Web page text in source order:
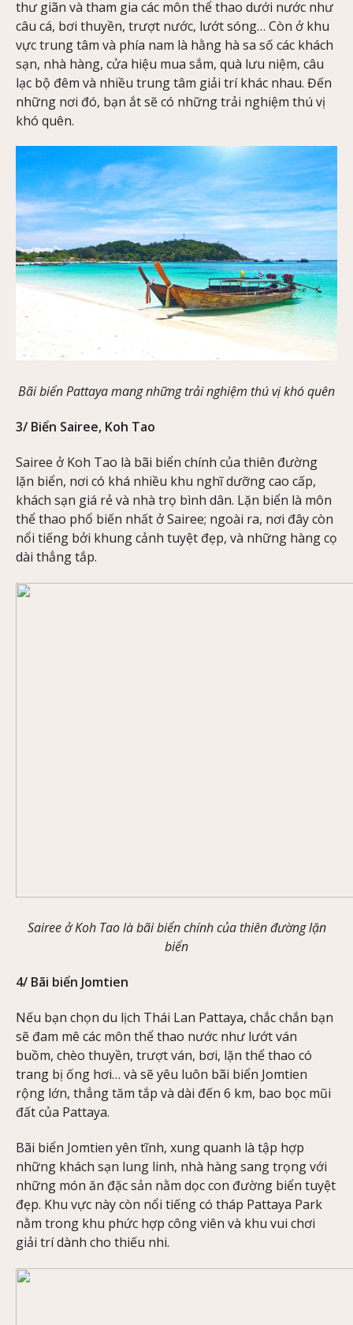
thư giãn và tham gia các môn thể thao dưới nước như
câu cá, bơi thuyền, trượt nước, lướt sóng… Còn ở khu
vực trung tâm và phía nam là hằng hà sa số các khách
sạn, nhà hàng, cửa hiệu mua sắm, quà lưu niệm, câu
lạc bộ đêm và nhiều trung tâm giải trí khác nhau. Đến
những nơi đó, bạn ắt sẽ có những trải nghiệm thú vị
khó quên.
Bãi biển Pattayamang những trải nghiệm thú vị khó quên
3/ Biển Sairee, Koh Tao
Sairee ở Koh Tao là bãi biển chính của thiên đường
lặn biển, nơi có khá nhiều khu nghĩ dưỡng cao cấp,
khách sạn giá rẻ và nhà trọ bình dân. Lặn biển là môn
thể thao phổ biến nhất ở Sairee; ngoài ra, nơi đây còn
nổi tiếng bởi khung cảnh tuyệt đẹp, và những hàng cọ
dài thẳng tắp.
Sairee ở Koh Tao là bãi biển chính của thiên đường lặn
biển
4/ Bãi biển Jomtien
Nếu bạn chọn du lịch Thái Lan Pattaya,chắc chắn bạn
sẽ đam mê các môn thể thao nước như lướt ván
buồm, chèo thuyền, trượt ván, bơi, lặn thể thao có
trang bị ống hơi… và sẽ yêu luôn bãi biển Jomtien
rộng lớn, thẳng tăm tắp và dài đến 6 km, bao bọc mũi
đất của Pattaya.
Bãi biển Jomtien yên tĩnh, xung quanh là tập hợp
những khách sạn lung linh, nhà hàng sang trọng với
những món ăn đặc sản nằm dọc con đường biển tuyệt
đẹp. Khu vực này còn nổi tiếng có tháp Pattaya Park
nằm trong khu phức hợp công viên và khu vui chơi
giải trí dành cho thiếu nhi.